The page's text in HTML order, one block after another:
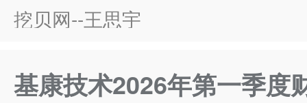
挖贝网--王思宇
基康技术2026年第一季度